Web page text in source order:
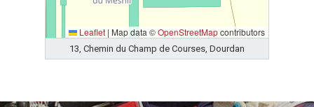
Leaflet | Map data ©OpenStreetMapcontributors
13, Chemin du Champ de Courses, Dourdan